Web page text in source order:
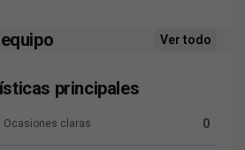
Ver todo
principales
Leganés 2 versus Levante UD 0
Ocasiones claras 0